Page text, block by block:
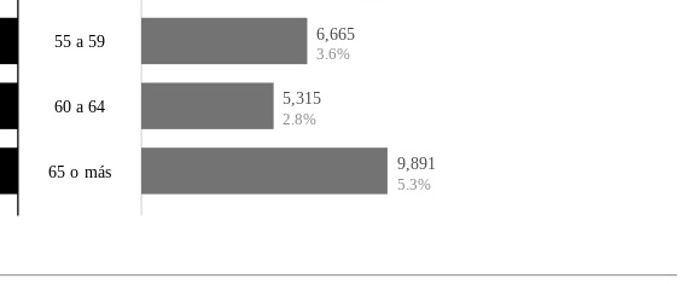
6,665
3.6%
55 a 59
5,315
2.8%
60 a 64
9,891
5.3%
65 o más